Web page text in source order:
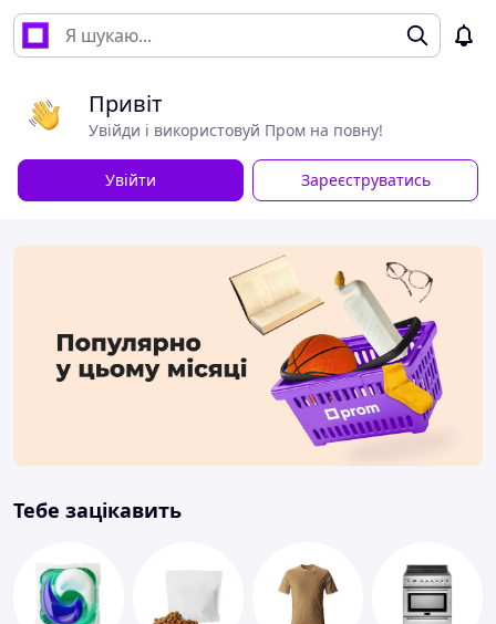
Привіт
Увійди і використовуй Пром на повну!
Увійти Зареєструватись
Тебе зацікавить